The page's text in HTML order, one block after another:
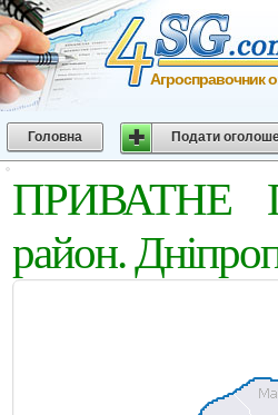
Агросправочник
Головна Подати
ПРИВАТНЕ
район.